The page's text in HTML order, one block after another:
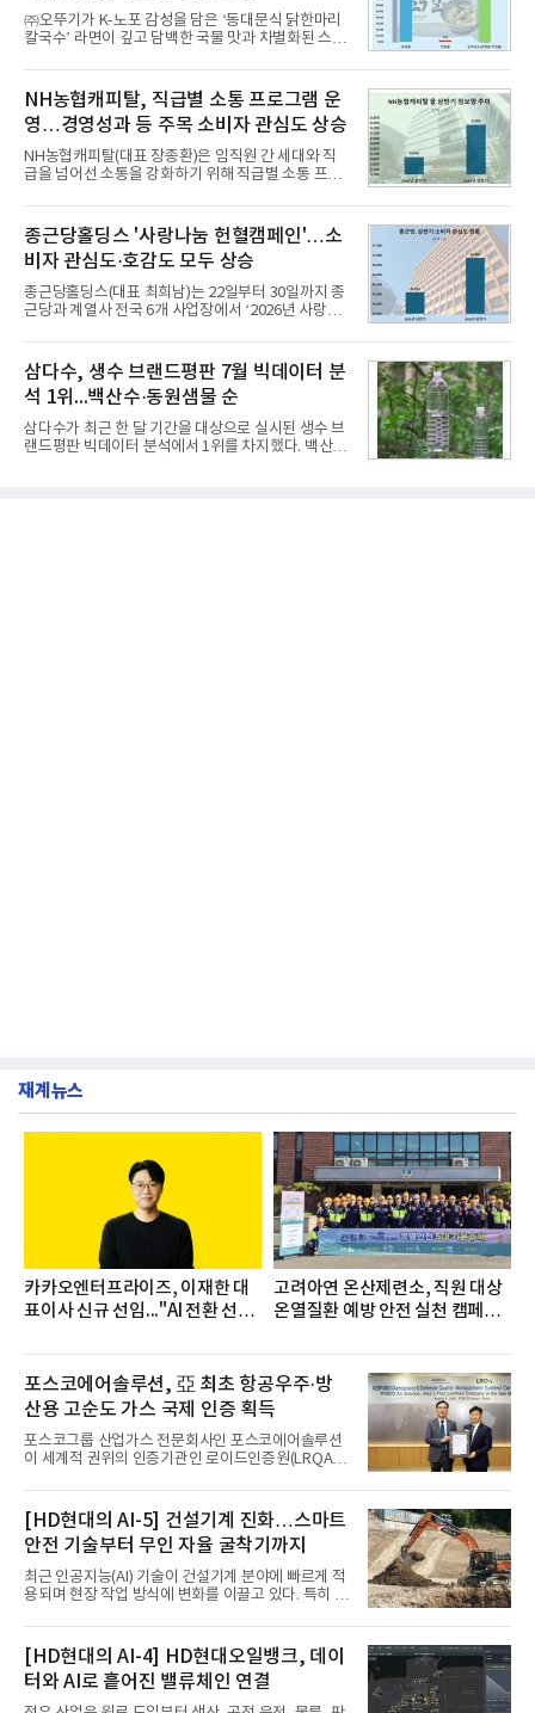
행 완성도 ▲첨단 편의 및 디지털 사양 적용 등을 통해
글로벌 준중형 세단의 새로운 기준을 세웠다.아반떼
는 가솔린 2.0과 1.6 하이브리드 두 가지 파워트레인
넘
㈜오뚜기가 K-노포 감성을 담은 ‘동대문식 닭한마리
칼국수’ 라면이 깊고 담백한 국물 맛과 차별화된 스토
혔다.‘동대문식 닭한마리 칼국수’는 예상을 뛰어넘는
소비자 호응에 힘입어 지난 7월 13일 첫 선을 보인 지
단 18일 만에 누적 판매량 50만 개를 돌파하는 성과를
거두었다.이번 신제품은 개발진이 전국의 닭한마리
전문점을 직접 찾아 다니며 최적의 육수 비율을 완성
했다. 자극적이지 않으면서도 깊은 닭육수에 마늘의
개운한 풍미를 더했으며, 국물이 잘 배어들면서도 쫄
서도
NH농협캐피탈, 직급별 소통 프로그램 운
영…경영성과 등 주목 소비자 관심도 상승
NH농협캐피탈(대표 장종환)은 임직원 간 세대와 직
급을 넘어선 소통을 강화하기 위해 직급별 소통 프로
부터 30일까지 서울 원센티널 NH농협캐피탈타워 22
층에서 운영했다고 31일 밝혔다.이번 프로그램은 경
영지원부 홍보팀과 2026년 새로이(e)＊가 공동 주관
했으며, ▲팀장·부장(7.27), ▲계장·주임(7.28), ▲과
장·차장(7.29), ▲대리(7.30) 등 직급별로 총 4회에 걸
쳐 진행됐다.참고로 새로이(e)는 NH농협캐피탈 MZ
세대들로(과장~계장) 구성된 자율 참여조직으로, 조
반에 전파하는 역할
종근당홀딩스 '사랑나눔 헌혈캠페인'…소
비자 관심도·호감도 모두 상승
종근당홀딩스(대표 최희남)는 22일부터 30일까지 종
근당과 계열사 전국 6개 사업장에서 ‘2026년 사랑나
인은 장마와 폭염, 여름휴가 등으로 헌혈 참여가 줄어
드는 시기에 안정적 혈액 수급에 기여하고 생명나눔
문화를 확산하기 위해 마련됐다.캠페인은 종근당 천
안공장을 시작으로 ▲효종연구소 ▲종근당바이오 안
산공장 ▲경보제약 아산본사 ▲종근당건강 당진공장
▲종근당 본사 등 전국 6개 사업장에서 릴레이 방식
으로 이어졌다.캠페인 기간에는 임직원의 참여를 독
삼다수, 생수 브랜드평판 7월 빅데이터 분
석 1위...백산수·동원샘물 순
삼다수가 최근 한 달 기간을 대상으로 실시된 생수 브
랜드평판 빅데이터 분석에서 1위를 차지했다. 백산수
재계뉴스
카카오엔터프라이즈, 이재한 대
표이사 신규 선임..."AI 전환 선
고려아연 온산제련소, 직원 대상
온열질환 예방 안전 실천 캠페인
포스코에어솔루션, 亞 최초 항공우주·방
산용 고순도 가스 국제 인증 획득
포스코그룹 산업가스 전문회사인 포스코에어솔루션
이 세계적 권위의 인증기관인 로이드인증원(LRQA)
순도 희귀가스 제조 분야 국제공인 인증인 ‘항공우주·
방산 품질경영시스템(AS9100D)’을 획득했다.포스코
에어솔루션은 6일 서울 포스코센터에서 김대연 포스
코에어솔루션 대표, 이일형 로이드인증원(LRQA) 한
국지사 대표 등이 참석한 가운데 ‘항공우주·방산 품질
경영시스템(AS9100D)’ 인증수여식을 가졌다고 밝혔
다.포스코에어솔루션이 획득한 AS9100D는 국제 품
벌 표준이다. 특히 미세
[HD현대의 AI-5] 건설기계 진화…스마트
안전 기술부터 무인 자율 굴착기까지
최근 인공지능(AI) 기술이 건설기계 분야에 빠르게 적
용되며 현장 작업 방식에 변화를 이끌고 있다. 특히 무
마트 건설 현장 구현을 앞당기고 있다.HD현대사이트
솔루션은 최근 스위스 건설 현장에서 무인 자율 굴착
기를 투입했다. 실제 공사를 진행한 것은 처음으로, 건
설장비 자율화 기술의 새로운 이정표를 제시했다.이
번에 투입된 무인 자율 굴착기는 유럽 대형 건설그룹
[HD현대의 AI-4] HD현대오일뱅크, 데이
터와 AI로 흩어진 밸류체인 연결